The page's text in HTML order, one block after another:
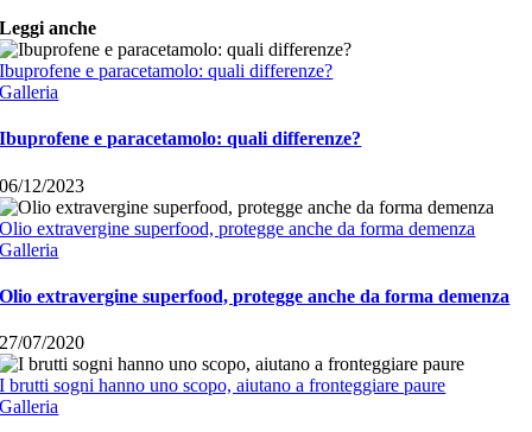
Leggi anche
Ibuprofene e paracetamolo: quali differenze?
Galleria
Ibuprofene e paracetamolo: quali differenze?
06/12/2023
Olio extravergine superfood, protegge anche da forma demenza
Galleria
Olio extravergine superfood, protegge anche da forma demenza
27/07/2020
I brutti sogni hanno uno scopo, aiutano a fronteggiare paure
Galleria